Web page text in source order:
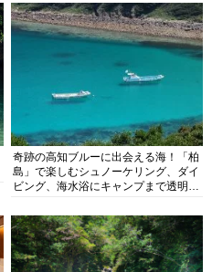
奇跡の高知ブルーに出会える海！「柏
島」で楽しむシュノーケリング、ダイ
ビング、海水浴にキャンプまで透明度